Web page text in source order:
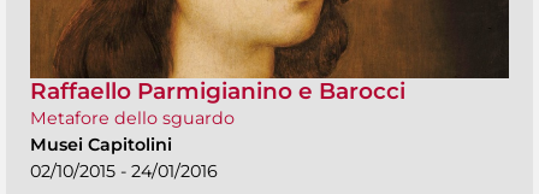
Raffaello Parmigianino e Barocci
Metafore dello sguardo
Musei Capitolini
02/10/2015 - 24/01/2016